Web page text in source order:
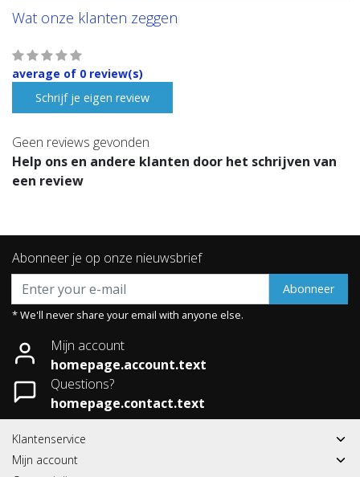
Wat onze klanten zeggen
average of 0 review(s)
Schrijf je eigen review
Geen reviews gevonden
Help ons en andere klanten door het schrijven van
een review
Abonneer je op onze nieuwsbrief
Abonneer
* We'll never share your email with anyone else.
Mijn account
homepage.account.text
Questions?
homepage.contact.text
Klantenservice
Mijn account